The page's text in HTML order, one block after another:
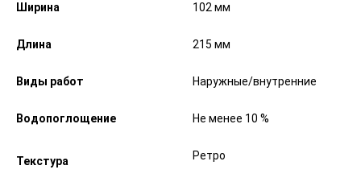
Ширина 102 мм
Длина 215 мм
Виды работ Наружные/внутренние
Водопоглощение Не менее 10 %
Текстура Ретро